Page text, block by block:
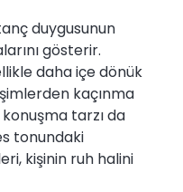
duygusunun
gösterir.
daha içe dönük
kaçınma
tarzı da
tonundaki
kişinin ruh halini